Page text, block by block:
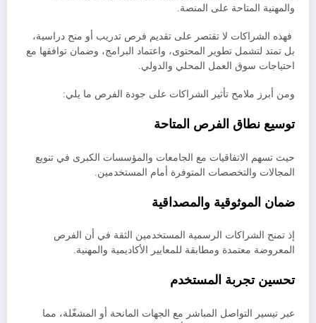
والمهنية المتاحة على المنصة.
فهذه الشراكات لا تقتصر على تقديم فرص تدريب أو منح دراسية،
بل تمتد لتشمل تطوير المحتوى، واعتماد البرامج، وضمان توافقها مع
احتياجات سوق العمل المحلي والدولي.
ومن أبرز ملامح تأثير الشراكات على جودة الفرص ما يلي:
توسيع نطاق الفرص المتاحة
حيث تسهم الاتفاقيات مع الجامعات والمؤسسات الكبرى في تنويع
المجالات والتخصصات المتوفرة أمام المستخدمين.
ضمان الموثوقية والمصداقية
إذ تمنح الشراكات الرسمية المستخدمين الثقة في أن الفرص
المعروضة معتمدة ومطابقة للمعايير الأكاديمية والمهنية.
تحسين تجربة المستخدم
عبر تيسير التواصل المباشر مع الجهات المانحة أو المشغّلة، مما